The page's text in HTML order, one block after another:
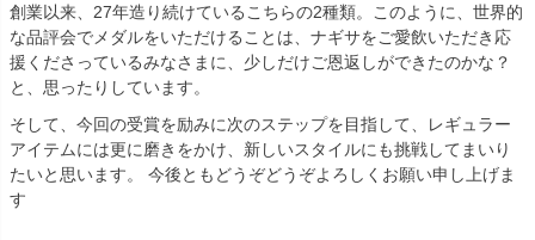
創業以来、27年造り続けているこちらの2種類。このように、世界的
な品評会でメダルをいただけることは、ナギサをご愛飲いただき応
援くださっているみなさまに、少しだけご恩返しができたのかな？
と、思ったりしています。
そして、今回の受賞を励みに次のステップを目指して、レギュラー
アイテムには更に磨きをかけ、新しいスタイルにも挑戦してまいり
たいと思います。 今後ともどうぞどうぞよろしくお願い申し上げま
す